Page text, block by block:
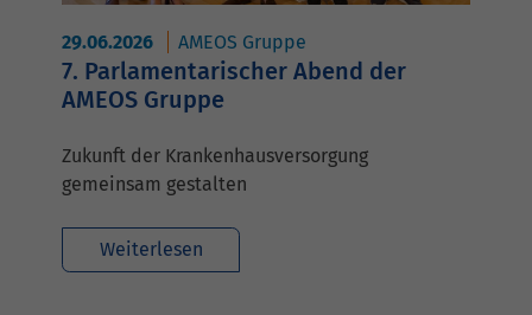
29.06.2026 AMEOS Gruppe
7. Parlamentarischer Abend der
AMEOS Gruppe
Zukunft der Krankenhausversorgung
gemeinsam gestalten
Weiterlesen